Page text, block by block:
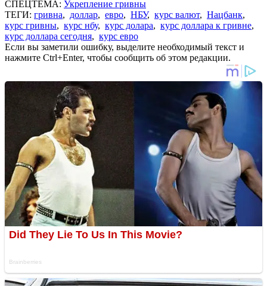
СПЕЦТЕМА: Укрепление гривны
ТЕГИ: гривна, доллар, евро, НБУ, курс валют, Нацбанк,
курс гривны, курс нбу, курс долара, курс доллара к гривне,
курс доллара сегодня, курс евро
Если вы заметили ошибку, выделите необходимый текст и
нажмите Ctrl+Enter, чтобы сообщить об этом редакции.